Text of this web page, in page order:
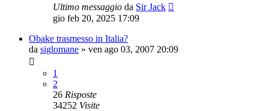
Ultimo messaggio da Sir Jack
gio feb 20, 2025 17:09
Obake trasmesso in Italia?
da siglomane » ven ago 03, 2007 20:09
1
2
26 Risposte
34252 Visite